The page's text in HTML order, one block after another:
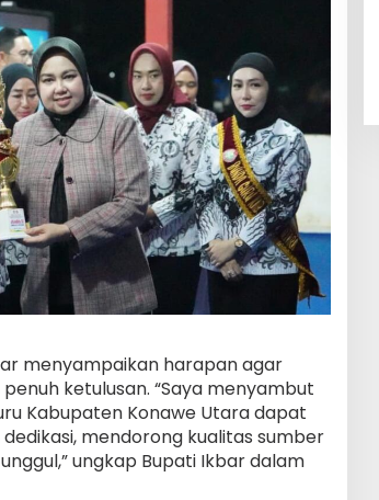
menyampaikan harapan agar
ketulusan. “Saya menyambut
Kabupaten Konawe Utara dapat
mendorong kualitas sumber
ungkap Bupati Ikbar dalam